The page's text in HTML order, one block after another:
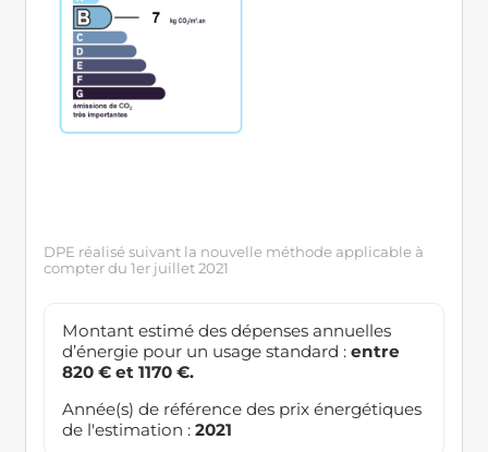
DPE réalisé suivant la nouvelle méthode applicable à
compter du 1er juillet 2021
Montant estimé des dépenses annuelles
d’énergie pour un usage standard : entre
820 € et 1170 €.
Année(s) de référence des prix énergétiques
de l'estimation : 2021